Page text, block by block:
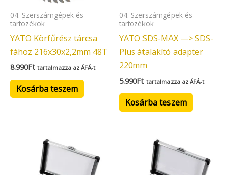
04. Szerszámgépek és
tartozékok
YATO Körfűrész tárcsa
fához 216x30x2,2mm 48T
8.990Ft tartalmazza az ÁFÁ-t
Kosárba teszem
04. Szerszámgépek és
tartozékok
YATO SDS-MAX —> SDS-
Plus átalakító adapter
220mm
5.990Ft tartalmazza az ÁFÁ-t
Kosárba teszem